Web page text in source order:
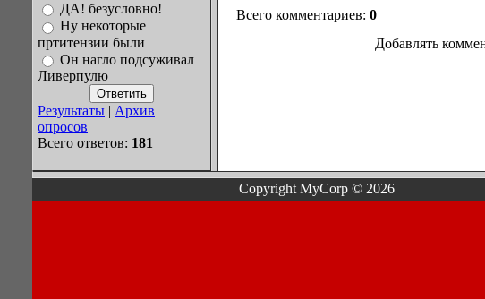
ДА! безусловно!
Ну некоторые
пртитензии были
Он нагло подсуживал
Ливерпулю
Результаты | Архив
опросов
Всего ответов: 181
Всего комментариев: 0
Добавлять
Copyright MyCorp © 2026